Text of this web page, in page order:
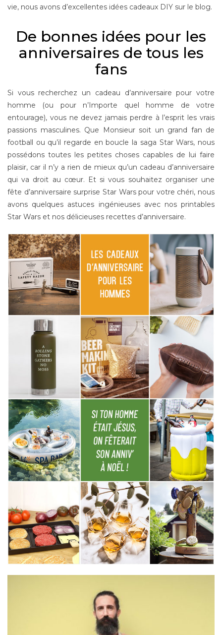
vie, nous avons d’excellentes idées cadeaux DIY sur le blog.
De bonnes idées pour les
anniversaires de tous les
fans
Si vous recherchez un cadeau d’anniversaire pour votre
homme (ou pour n’Importe quel homme de votre
entourage), vous ne devez jamais perdre à l’esprit les vrais
passions masculines. Que Monsieur soit un grand fan de
football ou qu’il regarde en boucle la saga Star Wars, nous
possédons toutes les petites choses capables de lui faire
plaisir, car il n’y a rien de mieux qu’un cadeau d’anniversaire
qui va droit au cœur. Et si vous souhaitez organiser une
fête d’anniversaire surprise Star Wars pour votre chéri, nous
avons quelques astuces ingénieuses avec nos printables
Star Wars et nos délicieuses recettes d’anniversaire.